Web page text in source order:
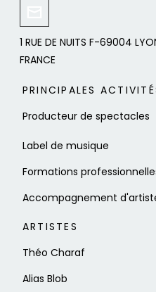
1 RUE DE NUITS F-69004
FRANCE
PRINCIPALES
Producteur de spectacles
Label de musique
Formations
Accompagnement
ARTISTES
Théo Charaf
Alias Blob